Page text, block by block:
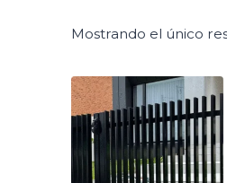
Mostrando el único